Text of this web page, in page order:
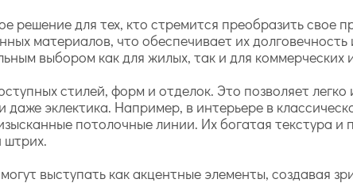
для тех, кто стремится преобразить свое
материалов, что обеспечивает их
выбором как для жилых, так и для коммерческих
стилей, форм и отделок. Это позволяет
эклектика. Например, в интерьере в
потолочные линии. Их богатая текстура
выступать как акцентные элементы, создавая